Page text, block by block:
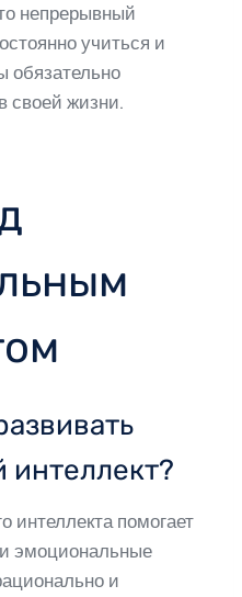
непрерывный
учиться и
обязательно
своей жизни.
интеллекта помогает
эмоциональные
и